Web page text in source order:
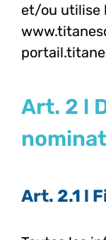
et/ou utilise
Art. 2 l
Art. 2.1 l